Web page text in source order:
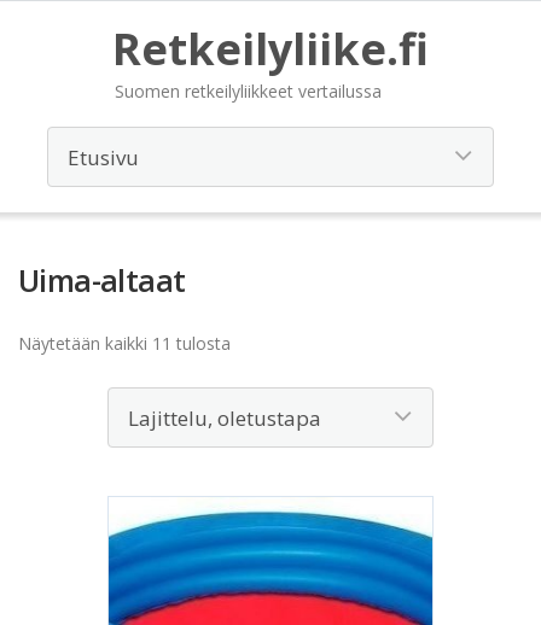
Retkeilyliike.fi
Suomen retkeilyliikkeet vertailussa
Uima-altaat
Näytetään kaikki 11 tulosta